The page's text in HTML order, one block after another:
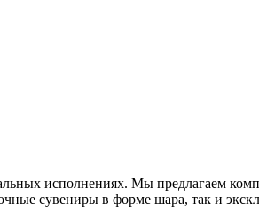
исполнениях. Мы предлагаем
сувениры в форме шара, так и